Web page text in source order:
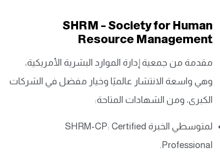
SHRM – Society for Human
Resource Management
مقدمة من جمعية إدارة الموارد البشرية الأمريكية،
وهي واسعة الانتشار عالميًا وخيار مفضل في الشركات
الكبرى، ومن الشهادات المتاحة:
لمتوسطي الخبرة SHRM-CP: Certified
Professional.